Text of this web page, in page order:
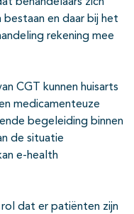
en daar bij het
rekening mee
CGT kunnen huisarts
medicamenteuze
begeleiding binnen
de situatie
e-health
dat er patiënten zijn